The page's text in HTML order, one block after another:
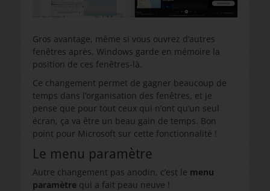
Gros avantage, même si vous ouvrez d’autres
fenêtres après, Windows garde en mémoire la
position de ces fenêtres-là.
Ce changement permet de gagner beaucoup de
temps dans l’organisation des fenêtres, et je
pense que pour tout ceux qui n’ont qu’un seul
écran, ça va être un beau gain de temps. Bon
point pour Microsoft sur cette fonctionnalité !
Le menu paramètre
Autre changement pas anodin, c’est le menu
paramètre qui a fait peau neuve !